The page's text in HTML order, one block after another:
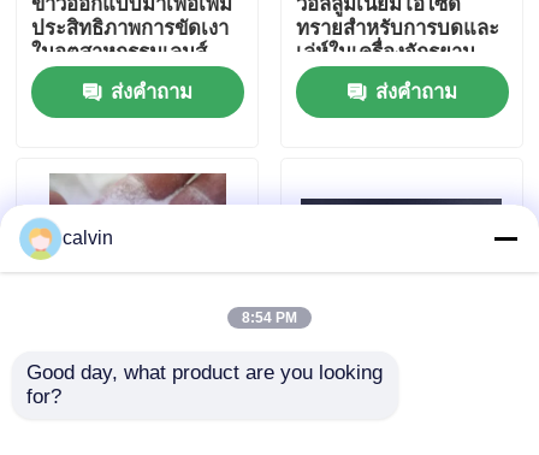
ขออ้าง
สื่อการพ่นเซรามิก
การพ่นลูกปัดเซรามิก
สารกัดกร่อนเซรามิก
ลูกเซอร์โคเนียมซิลิเกต
สื่อการบดเซอร์โคเนีย
ประสิทธิภาพการขัดเงา
ในอุตสาหกรรมเลนส์
สายตาและเซมิ
คอนดักเตอร์ส่งคำถาม
ทรายสําหรับการบดและ
เล่ห์ในเครื่องจักรยาน
ยนต์และอากาศและ
อิเล็กทรอนิกส์ส่งคำถาม
จุดเดือด 550 °C อลูมิ
calvin
8:54 PM
Good day, what product are you looking
for?